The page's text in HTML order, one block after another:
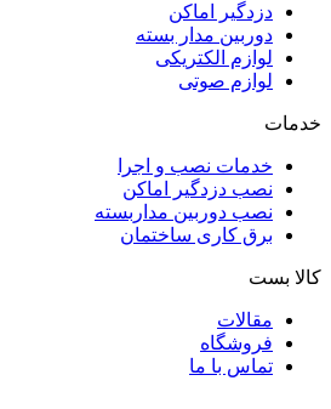
دزدگیر اماکن
دوربین مدار بسته
لوازم الکتریکی
لوازم صوتی
خدمات
خدمات نصب و اجرا
نصب دزدگیر اماکن
نصب دوربین مداربسته
برق کاری ساختمان
کالا بست
مقالات
فروشگاه
تماس با ما